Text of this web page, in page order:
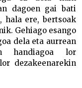
dagoen gai bati
hala ere, bertsoak
Gehiago esango
dela eta aurrean
handiagoa lor
dezakeenarekin